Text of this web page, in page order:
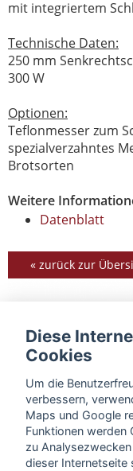
mit integriertem
Technische Daten:
250 mm
300 W
Optionen:
Teflonmesser zum
spezialverzahntes
Brotsorten
Weitere
Datenblatt
« zurück zur
Diese
Cookies
Um die
verbessern,
Maps und Google
Funktionen werden
zu
dieser Internetseite